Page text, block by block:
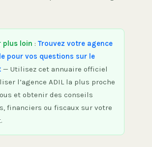
plus loin : Trouvez votre agence
pour vos questions sur le
— Utilisez cet annuaire officiel
l’agence ADIL la plus proche
et obtenir des conseils
financiers ou fiscaux sur votre